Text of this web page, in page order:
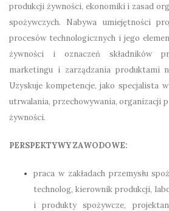
produkcji żywności, ekonomiki i zasad
spożywczych. Nabywa umiejętności
procesów technologicznych i jego
żywności i oznaczeń składników
marketingu i zarządzania produktami
Uzyskuje kompetencje, jako specjalista
utrwalania, przechowywania, organizacji
żywności.
PERSPEKTYWY ZAWODOWE:
praca w zakładach przemysłu
technolog, kierownik produkcji,
i produkty spożywcze,